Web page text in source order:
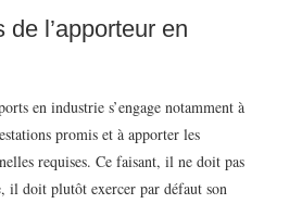
l’apporteur en
en industrie s’engage notamment à
promis et à apporter les
requises. Ce faisant, il ne doit pas
il doit plutôt exercer par défaut son